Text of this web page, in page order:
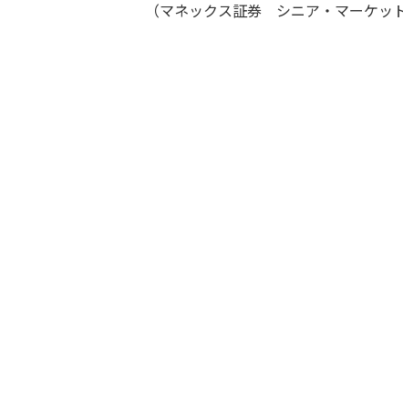
（マネックス証券 シニア・マーケッ